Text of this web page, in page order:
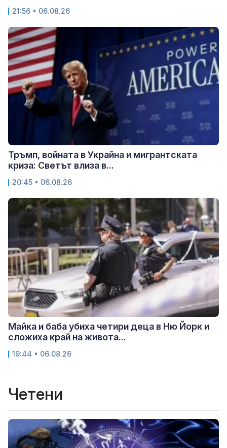
21:56 • 06.08.26
Тръмп, войната в Украйна и мигрантската
криза: Светът влиза в...
20:45 • 06.08.26
Майка и баба убиха четири деца в Ню Йорк и
сложиха край на живота...
19:44 • 06.08.26
Четени